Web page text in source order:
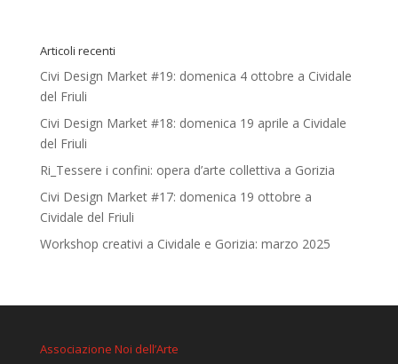
Articoli recenti
Civi Design Market #19: domenica 4 ottobre a Cividale
del Friuli
Civi Design Market #18: domenica 19 aprile a Cividale
del Friuli
Ri_Tessere i confini: opera d’arte collettiva a Gorizia
Civi Design Market #17: domenica 19 ottobre a
Cividale del Friuli
Workshop creativi a Cividale e Gorizia: marzo 2025
Associazione Noi dell’Arte